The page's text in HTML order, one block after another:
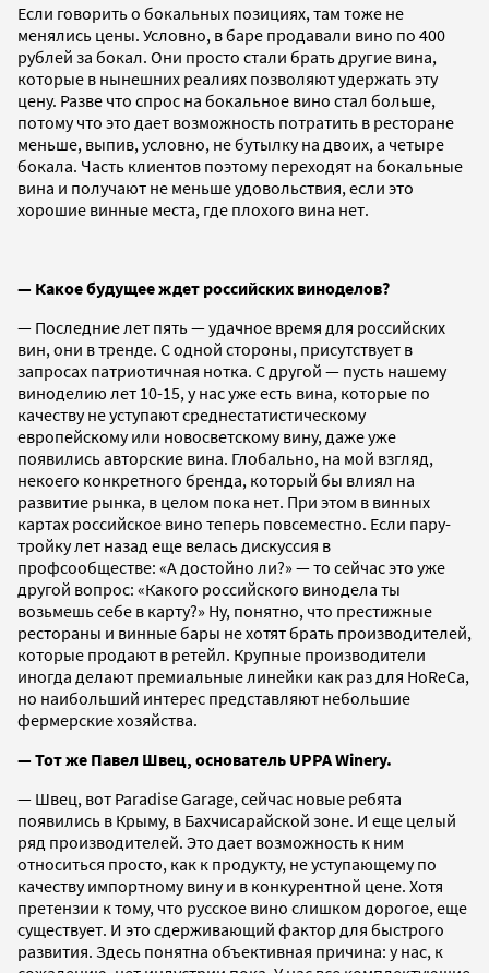
Если говорить о бокальных позициях, там тоже не
менялись цены. Условно, в баре продавали вино по 400
рублей за бокал. Они просто стали брать другие вина,
которые в нынешних реалиях позволяют удержать эту
цену. Разве что спрос на бокальное вино стал больше,
потому что это дает возможность потратить в ресторане
меньше, выпив, условно, не бутылку на двоих, а четыре
бокала. Часть клиентов поэтому переходят на бокальные
вина и получают не меньше удовольствия, если это
хорошие винные места, где плохого вина нет.
— Какое будущее ждет российских виноделов?
— Последние лет пять — удачное время для российских
вин, они в тренде. С одной стороны, присутствует в
запросах патриотичная нотка. С другой — пусть нашему
виноделию лет 10-15, у нас уже есть вина, которые по
качеству не уступают среднестатистическому
европейскому или новосветскому вину, даже уже
появились авторские вина. Глобально, на мой взгляд,
некоего конкретного бренда, который бы влиял на
развитие рынка, в целом пока нет. При этом в винных
картах российское вино теперь повсеместно. Если пару-
тройку лет назад еще велась дискуссия в
профсообществе: «А достойно ли?» — то сейчас это уже
другой вопрос: «Какого российского винодела ты
возьмешь себе в карту?» Ну, понятно, что престижные
рестораны и винные бары не хотят брать производителей,
которые продают в ретейл. Крупные производители
иногда делают премиальные линейки как раз для HoReCa,
но наибольший интерес представляют небольшие
фермерские хозяйства.
— Тот же Павел Швец, основатель UPPA Winery.
— Швец, вот Paradise Garage, сейчас новые ребята
появились в Крыму, в Бахчисарайской зоне. И еще целый
ряд производителей. Это дает возможность к ним
относиться просто, как к продукту, не уступающему по
качеству импортному вину и в конкурентной цене. Хотя
претензии к тому, что русское вино слишком дорогое, еще
существует. И это сдерживающий фактор для быстрого
развития. Здесь понятна объективная причина: у нас, к